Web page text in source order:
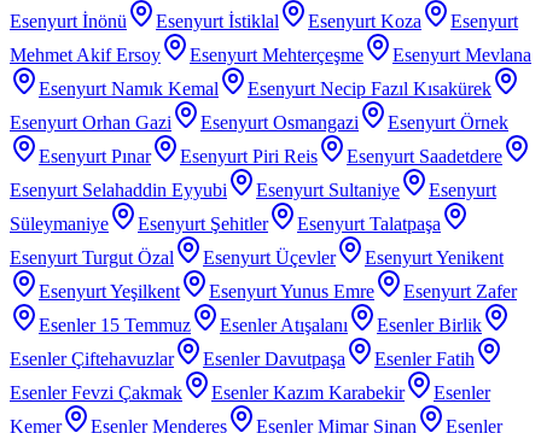
Esenyurt İnönü
Esenyurt İstiklal Esenyurt Koza
Esenyurt
Mehmet Akif Ersoy
Esenyurt Mehterçeşme
Esenyurt Mevlana
Esenyurt Namık Kemal
Esenyurt Necip Fazıl Kısakürek
Esenyurt Orhan Gazi
Esenyurt Osmangazi
Esenyurt Örnek
Esenyurt Pınar
Esenyurt Piri Reis
Esenyurt Saadetdere
Esenyurt Selahaddin Eyyubi
Esenyurt Sultaniye
Esenyurt
Süleymaniye
Esenyurt Şehitler
Esenyurt Talatpaşa
Esenyurt Turgut Özal
Esenyurt Üçevler
Esenyurt Yenikent
Esenyurt Yeşilkent
Esenyurt Yunus Emre
Esenyurt Zafer
Esenler 15 Temmuz
Esenler Atışalanı
Esenler Birlik
Esenler Çiftehavuzlar
Esenler Davutpaşa
Esenler Fatih
Esenler Fevzi Çakmak
Esenler Kazım Karabekir
Esenler
Kemer
Esenler Menderes Esenler Mimar Sinan
Esenler